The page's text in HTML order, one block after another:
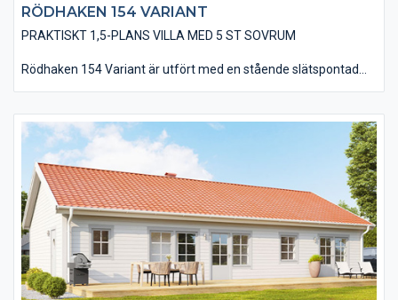
RÖDHAKEN 154 VARIANT
PRAKTISKT 1,5-PLANS VILLA MED 5 ST SOVRUM
Rödhaken 154 Variant är utfört med en stående slätspontad
utan direkta takutsprång, som tillsammans med utförandet
utan foder- och knutbrädor ger huset ett modernt utseende.
Observera även att fönsterpartierna i vardagsrummet och vid
matplatsen går ner till golv – redan som standard. Ni har en
mängd valmöjligheter när det kommer till material och
utföranden som t ex: träpaneltyper, takbeläggningar,
fönstertyper mm för att få till huset som just er husdröm ser ut.